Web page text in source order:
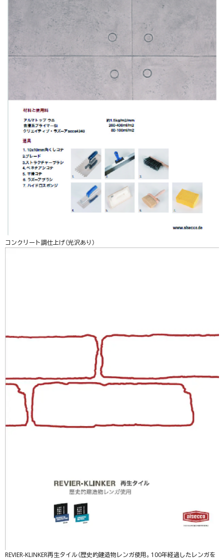
コンクリート調仕上げ（光沢あり）
REVIER-KLINKER再生タイル（歴史的建造物レンガ使用。100年経過したレンガを